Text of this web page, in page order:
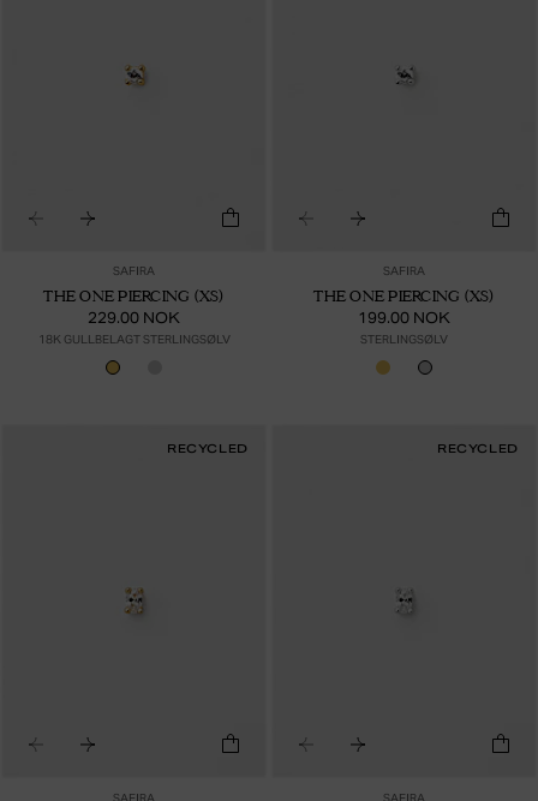
SAFIRA
THE ONE PIERCING (XS)
229.00 NOK
18K GULLBELAGT STERLINGSØLV
SAFIRA
THE ONE PIERCING (XS)
199.00 NOK
STERLINGSØLV
RECYCLED
SAFIRA
RECYCLED
SAFIRA